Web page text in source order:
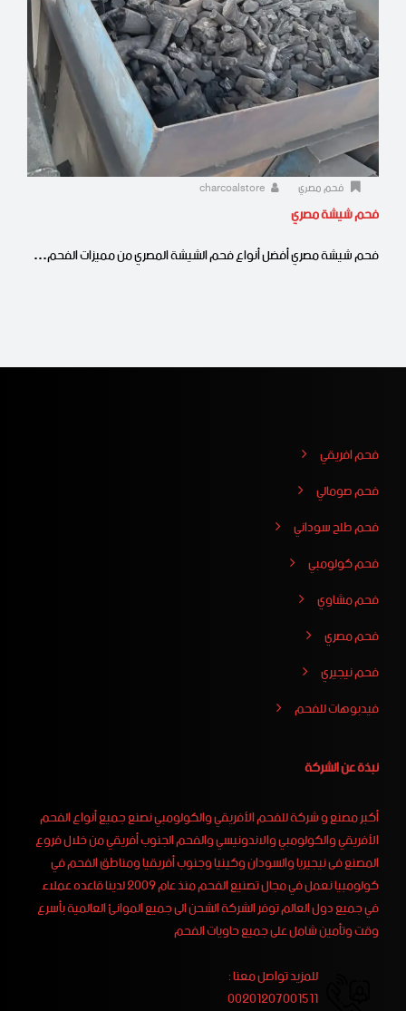
فحم مصري
فحم شيشة مصري
فحم شيشة مصري أفضل أنواع فحم الشيشة المصري من مميزات الفحم…
فحم افريقي
فحم صومالي
فحم طلح سوداني
فحم كولومبي
فحم مشاوي
فحم مصري
فحم نيجيري
فيدبوهات للفحم
نبذة عن الشركة
أكبر مصنع و شركة للفحم الأفريقي والكولومبي نصنع جميع أنواع الفحم
الأفريقي والكولومبي والاندونيسي والفحم الجنوب أفريقي من خلال فروع
المصنع فى نيجيريا والسودان وكينيا وجنوب أفريقيا ومناطق الفحم في
كولومبيا نعمل في مجال تصنيع الفحم منذ عام 2009 لدينا قاعده عملاء
في جميع دول العالم توفر الشركة الشحن الى جميع الموانئ العالمية بأسرع
وقت وتأمين شامل على جميع حاويات الفحم
للمزيد تواصل معنا :
00201207001511